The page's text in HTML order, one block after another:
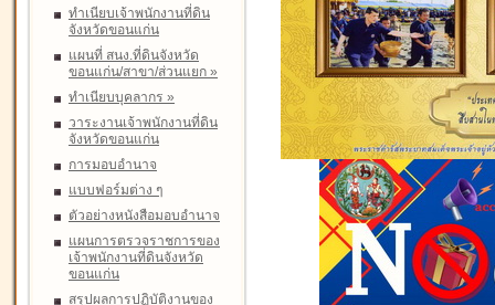
ทำเนียบเจ้าพนักงานที่ดิน
จังหวัดขอนแก่น
แผนที่ สนง.ที่ดินจังหวัด
ขอนแก่น/สาขา/ส่วนแยก »
ทำเนียบบุคลากร »
วาระงานเจ้าพนักงานที่ดิน
จังหวัดขอนแก่น
การมอบอำนาจ
แบบฟอร์มต่าง ๆ
ตัวอย่างหนังสือมอบอำนาจ
แผนการตรวจราชการของ
เจ้าพนักงานที่ดินจังหวัด
ขอนแก่น
สรุปผลการปฏิบัติงานของ